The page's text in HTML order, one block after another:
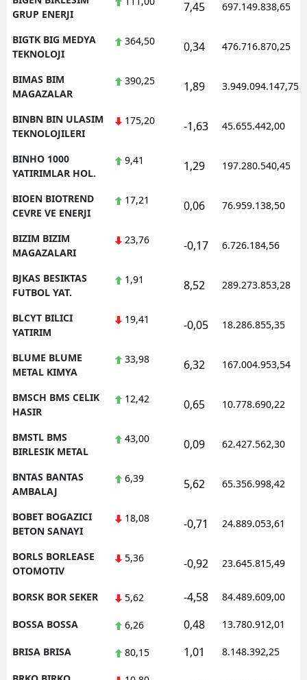
GRUP ENERJI
7,45 697.149.838,65
BIGTK BIG MEDYA
TEKNOLOJI
364,50 0,34 476.716.870,25
BIMAS BIM
MAGAZALAR
390,25 1,89 3.949.094.147,75
BINBN BIN ULASIM
TEKNOLOJILERI
175,20 -1,63 45.655.442,00
BINHO 1000
YATIRIMLAR HOL.
9,41 1,29 197.280.540,45
BIOEN BIOTREND
CEVRE VE ENERJI
17,21 0,06 76.959.138,50
BIZIM BIZIM
MAGAZALARI
23,76 -0,17 6.726.184,56
BJKAS BESIKTAS
FUTBOL YAT.
1,91 8,52 289.273.853,28
BLCYT BILICI
YATIRIM
19,41 -0,05 18.286.855,35
BLUME BLUME
METAL KIMYA
33,98 6,32 167.004.953,54
BMSCH BMS CELIK
HASIR
12,42 0,65 10.778.690,22
BMSTL BMS
BIRLESIK METAL
43,00 0,09 62.427.562,30
BNTAS BANTAS
AMBALAJ
6,39 5,62 65.356.998,42
BOBET BOGAZICI
BETON SANAYI
18,08 -0,71 24.889.053,61
BORLS BORLEASE
OTOMOTIV
5,36 -0,92 23.645.815,49
BORSK BOR SEKER 5,62 -4,58 84.489.609,00
BOSSA BOSSA 6,26 0,48 13.780.912,01
BRISA BRISA 80,15 1,01 8.148.392,25